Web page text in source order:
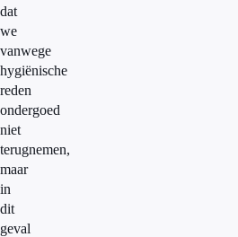
dat
we
vanwege
hygiënische
reden
ondergoed
niet
terugnemen,
maar
in
dit
geval